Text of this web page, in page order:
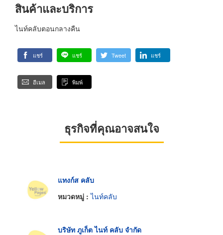
สินค้าและบริการ
ไนท์คลับตอนกลางคืน
แชร์ แชร์ Tweet แชร์
อีเมล พิมพ์
ธุรกิจที่คุณอาจสนใจ
แทงก์ส คลับ
หมวดหมู่ :ไนท์คลับ
บริษัท ภูเก็ต ไนท์ คลับ จำกัด